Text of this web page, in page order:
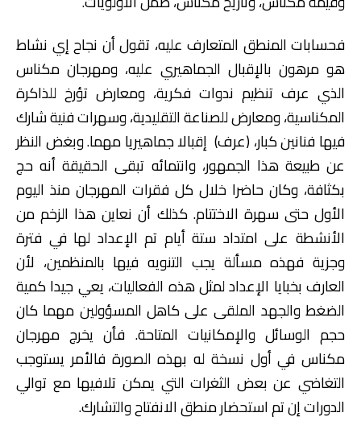
فحسابات المنطق المتعارف عليه، تقول أن نجاح إي نشاط
هو مرهون بالإقبال الجماهيري عليه، ومهرجان مكناس
الذي عرف تنظيم ندوات فكرية، ومعارض تؤرخ للذاكرة
المكناسية، ومعارض للصناعة التقليدية، وسهرات فنية شارك
فيها فنانين كبار، (عرف) إقبالا جماهيريا مهما. وبغض النظر
عن طبيعة هذا الجمهور، وانتمائه تبقى الحقيقة أنه حج
بكثافة، وكان حاضرا خلال كل فقرات المهرجان منذ اليوم
الأول حتى سهرة الاختتام. كذلك أن نعاين هذا الزخم من
الأنشطة على امتداد ستة أيام تم الإعداد لها في فترة
وجزية فهذه مسألة يجب التنويه فيها بالمنظمين، لأن
العارف بخبايا الإعداد لمثل هذه الفعاليات، يعي جيدا كمية
الضغط والجهد الملقى على كاهل المسؤولين مهما كان
حجم الوسائل والإمكانيات المتاحة. فأن يخرج مهرجان
مكناس في أول نسخة له بهذه الصورة فالأمر يستوجب
التغاضي عن بعض الثغرات التي يمكن تلافيها مع توالي
الدورات إن تم استحضار منطق الانفتاح والتشارك.